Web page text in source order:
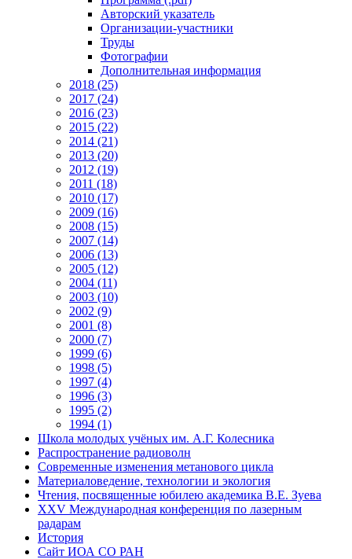
Авторский указатель
Организации-участники
Труды
Фотографии
Дополнительная информация
2018 (25)
2017 (24)
2016 (23)
2015 (22)
2014 (21)
2013 (20)
2012 (19)
2011 (18)
2010 (17)
2009 (16)
2008 (15)
2007 (14)
2006 (13)
2005 (12)
2004 (11)
2003 (10)
2002 (9)
2001 (8)
2000 (7)
1999 (6)
1998 (5)
1997 (4)
1996 (3)
1995 (2)
1994 (1)
Школа молодых учёных им. А.Г. Колесника
Распространение радиоволн
Современные изменения метанового цикла
Материаловедение, технологии и экология
Чтения, посвященные юбилею академика В.Е. Зуева
XXV Международная конференция по лазерным
радарам
История
Сайт ИОА СО РАН